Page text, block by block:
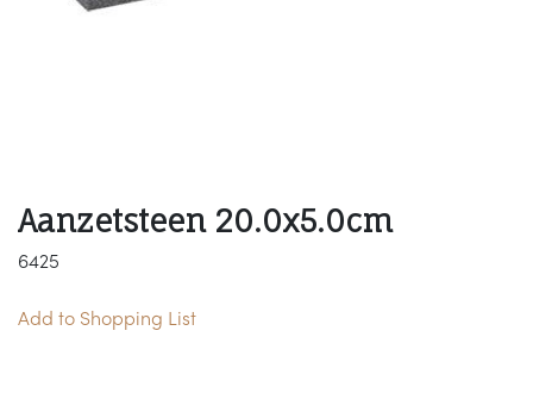
Aanzetsteen 20.0x5.0cm
6425
Add to Shopping List